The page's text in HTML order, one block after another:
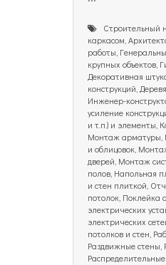
Cтроительный
каркасом,
работы,
крупных объектов,
Декоративная
конструкций,
Инженер-
усиление
и т.п.) и элементы,
Монтаж арматуры,
и облицовок,
дверей, Монтаж
полов, Напольная
и стен плиткой,
потолок, Поклейка
электрических
электрических
потолков и стен,
Раздвижные стены,